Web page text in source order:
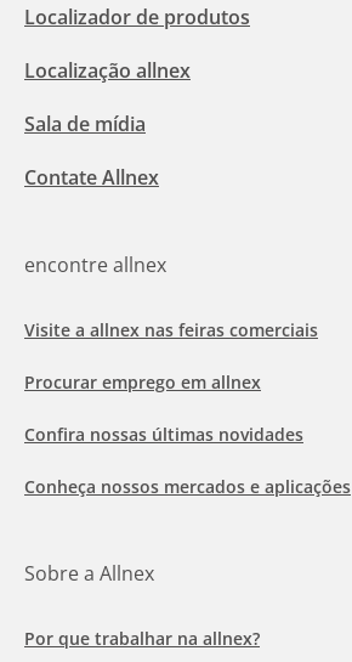
Localizador de produtos
Localização allnex
Sala de mídia
Contate Allnex
encontre allnex
Visite a allnex nas feiras comerciais
Procurar emprego em allnex
Confira nossas últimas novidades
Conheça nossos mercados e aplicações
Sobre a Allnex
Por que trabalhar na allnex?